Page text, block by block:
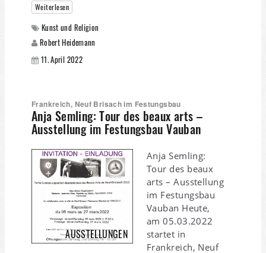
Weiterlesen
Kunst und Religion
Robert Heidemann
11. April 2022
Frankreich, Neuf Brisach im Festungsbau
Anja Semling: Tour des beaux arts –
Ausstellung im Festungsbau Vauban
AUSSTELLUNGEN
Anja Semling:
Tour des beaux
arts – Ausstellung
im Festungsbau
Vauban Heute,
am 05.03.2022
startet in
Frankreich, Neuf